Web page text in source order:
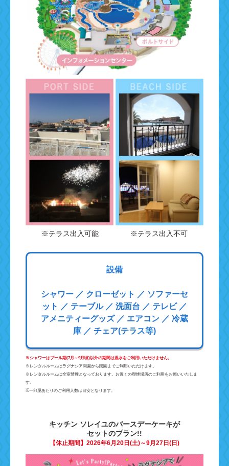
※テラス出入可能 ※テラス出入不可
設備
シャワー ／ クローゼット ／ ソファーセ
ット ／ テーブル ／ 洗面台 ／ テレビ ／
アメニティーグッズ ／ エアコン ／ 冷蔵
庫 ／ チェア(テラス等)
※ シャワーはプール期(7月～9月頃)以外の期間は温水をご利用いただけません。
※レンタルルームはラグナシア開園から閉園までご利用いただけます。
※レンタルルームは全室禁煙となっております。お近くの喫煙場所のご利用をお願いいたしま
す。
※一部屋あたりのご利用人数は目安となります。
キッチン ソレイユのバースデーケーキが
セットのプラン!!
【休止期間】2026年6月20日(土)～9月27日(日)